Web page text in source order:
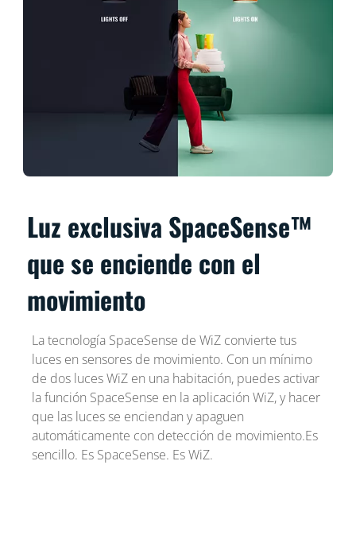
Luz exclusiva SpaceSense™
que se enciende con el
movimiento
La tecnología SpaceSense de WiZ convierte tus
luces en sensores de movimiento. Con un mínimo
de dos luces WiZ en una habitación, puedes activar
la función SpaceSense en la aplicación WiZ, y hacer
que las luces se enciendan y apaguen
automáticamente con detección de movimiento.Es
sencillo. Es SpaceSense. Es WiZ.